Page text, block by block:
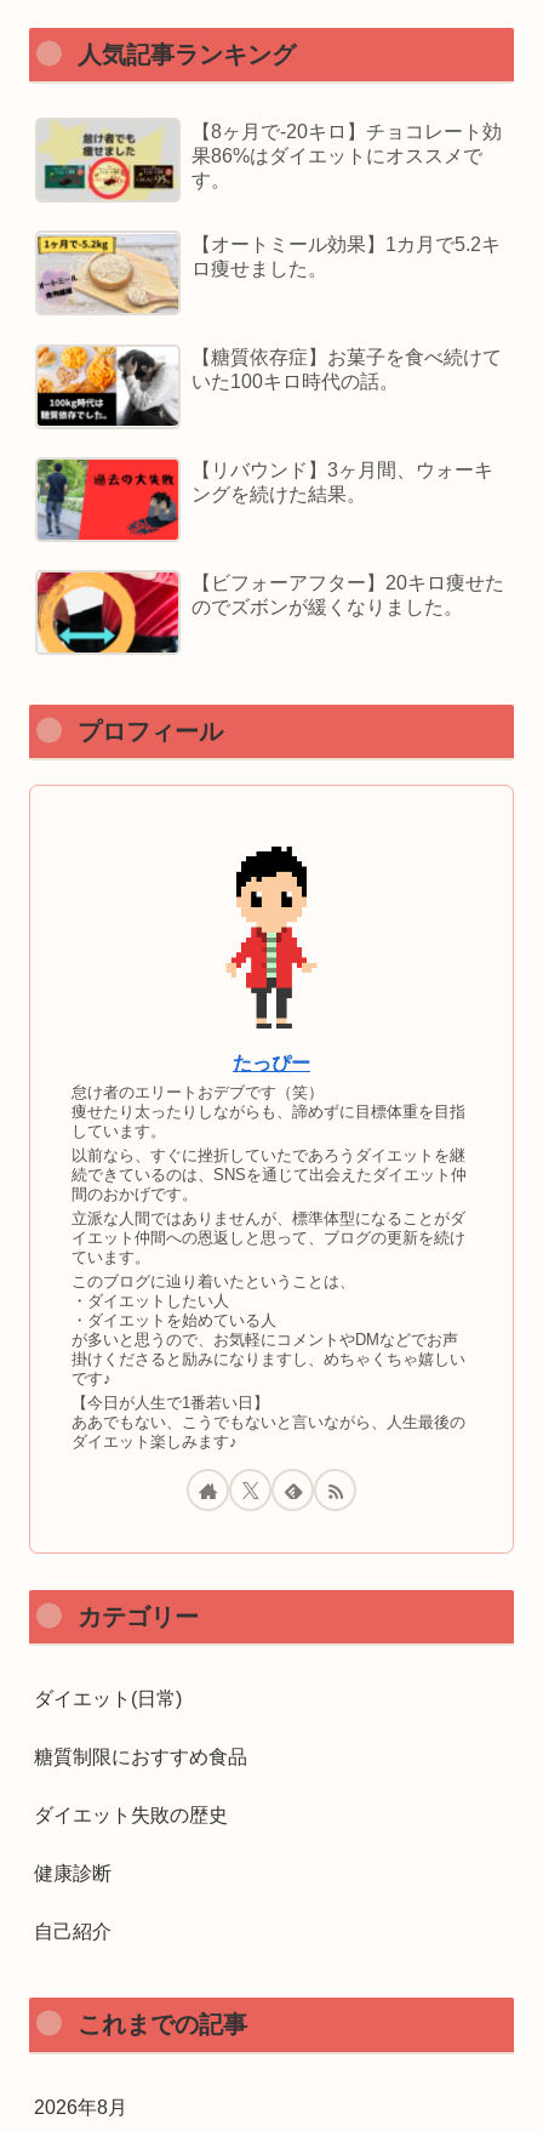
人気記事ランキング
【8ヶ月で-20キロ】チョコレート効
果86%はダイエットにオススメで
す。
【オートミール効果】1カ月で5.2キ
ロ痩せました。
【糖質依存症】お菓子を食べ続けて
いた100キロ時代の話。
【リバウンド】3ヶ月間、ウォーキ
ングを続けた結果。
【ビフォーアフター】20キロ痩せた
のでズボンが緩くなりました。
プロフィール
たっぴー
怠け者のエリートおデブです（笑）
痩せたり太ったりしながらも、諦めずに目標体重を目指
しています。
以前なら、すぐに挫折していたであろうダイエットを継
続できているのは、SNSを通じて出会えたダイエット仲
間のおかげです。
立派な人間ではありませんが、標準体型になることがダ
イエット仲間への恩返しと思って、ブログの更新を続け
ています。
このブログに辿り着いたということは、
・ダイエットしたい人
・ダイエットを始めている人
が多いと思うので、お気軽にコメントやDMなどでお声
掛けくださると励みになりますし、めちゃくちゃ嬉しい
です♪
【今日が人生で1番若い日】
ああでもない、こうでもないと言いながら、人生最後の
ダイエット楽しみます♪
カテゴリー
ダイエット(日常)
糖質制限におすすめ食品
ダイエット失敗の歴史
健康診断
自己紹介
これまでの記事
2026年8月